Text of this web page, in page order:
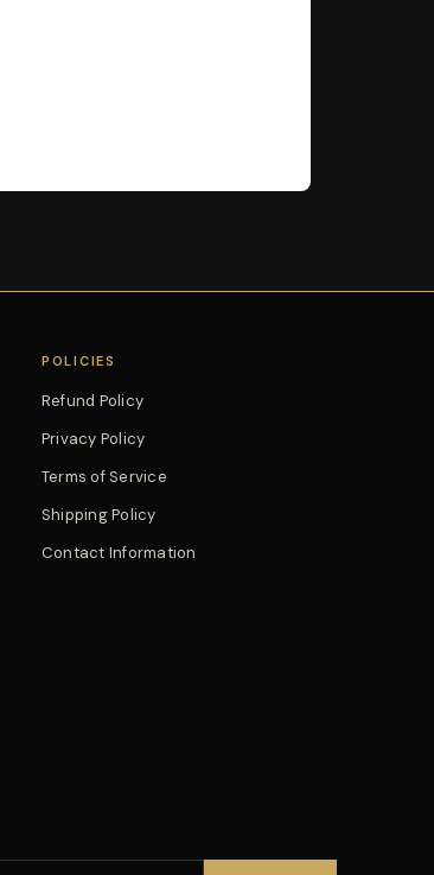
POLICIES
Refund Policy
Privacy Policy
Terms of Service
Shipping Policy
Contact Information